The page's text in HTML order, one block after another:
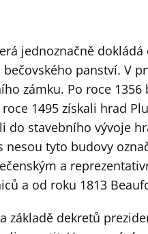
jednoznačně
panství. V
zámku. Po roce 1356
1495 získali hrad
do stavebního vývoje
tyto budovy
a
a od roku 1813
základě dekretů